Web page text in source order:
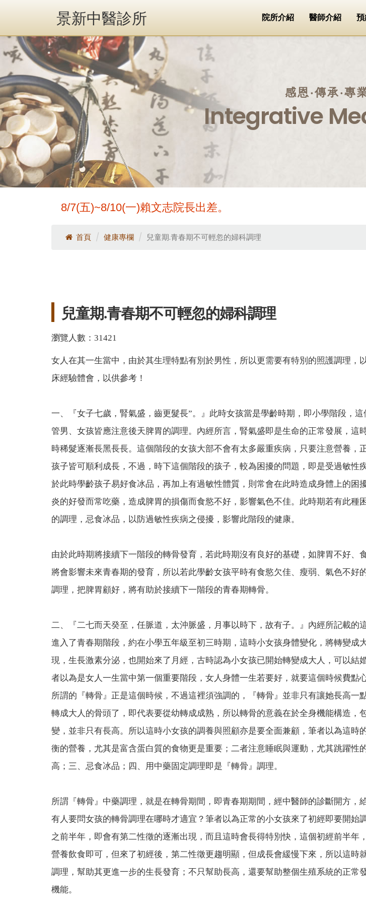
景新中醫診所 院所介紹 醫師介紹
感恩‧傳承‧專
Integrative
8/7(五)~8/10(一)賴文志院長出差。
首頁 健康專欄 兒童期.青春期不可輕忽的婦科調理
兒童期.青春期不可輕忽的婦科調理
瀏覽人數：31421
女人在其一生當中，由於其生理特點有別於男性，所以更需要有特別的照護調理，
床經驗體會，以供參考！
一、『女子七歲，腎氣盛，齒更髮長”。』此時女孩當是學齡時期，即小學階段，
管男、女孩皆應注意後天脾胃的調理。內經所言，腎氣盛即是生命的正常發展，這
時稀髮逐漸長黑長長。這個階段的女孩大部不會有太多嚴重疾病，只要注意營養，
孩子皆可順利成長，不過，時下這個階段的孩子，較為困擾的問題，即是受過敏性
於此時學齡孩子易好食冰品，再加上有過敏性體質，則常會在此時造成身體上的困
炎的好發而常吃藥，造成脾胃的損傷而食慾不好，影響氣色不佳。此時期若有此種
的調理，忌食冰品，以防過敏性疾病之侵擾，影響此階段的健康。
由於此時期將接續下一階段的轉骨發育，若此時期沒有良好的基礎，如脾胃不好、
將會影響未來青春期的發育，所以若此學齡女孩平時有食慾欠佳、瘦弱、氣色不好
調理，把脾胃顧好，將有助於接續下一階段的青春期轉骨。
二、『二七而天癸至，任脈道，太沖脈盛，月事以時下，故有子。』內經所記載的
進入了青春期階段，約在小學五年級至初三時期，這時小女孩身體變化，將轉變成
現，生長激素分泌，也開始來了月經，古時認為小女孩已開始轉變成大人，可以結
者以為是女人一生當中第一個重要階段，女人身體一生若要好，就要這個時候費點
所謂的『轉骨』正是這個時候，不過這裡須強調的，『轉骨』並非只有讓她長高一
轉成大人的骨頭了，即代表要從幼轉成成熟，所以轉骨的意義在於全身機能構造，
變，並非只有長高。所以這時小女孩的調養與照顧亦是要全面兼顧，筆者以為這時
衡的營養，尤其是富含蛋白質的食物更是重要；二者注意睡眠與運動，尤其跳躍性
高；三、忌食冰品；四、用中藥固定調理即是『轉骨』調理。
所謂『轉骨』中藥調理，就是在轉骨期間，即青春期期間，經中醫師的診斷開方，
有人要問女孩的轉骨調理在哪時才適宜？筆者以為正常的小女孩來了初經即要開始
之前半年，即會有第二性徵的逐漸出現，而且這時會長得特別快，這個初經前半年
營養飲食即可，但來了初經後，第二性徵更趨明顯，但成長會緩慢下來，所以這時
調理，幫助其更進一步的生長發育；不只幫助長高，還要幫助整個生殖系統的正常
機能。